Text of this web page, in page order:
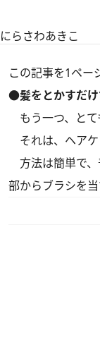
にらさわあきこ
この記事を1ペー
●髪をとかすだ
もう一つ、とて
それは、ヘアケ
方法は簡単で
部からブラシを